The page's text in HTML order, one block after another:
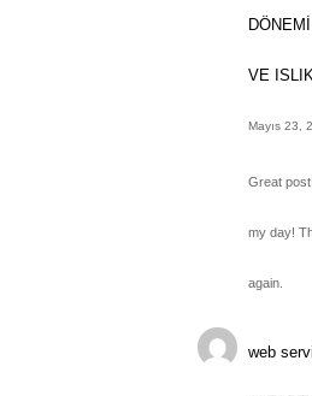
VE
Mayıs 23,
Great
my day!
again.
web